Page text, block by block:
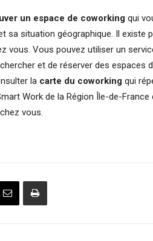
un espace de coworking qui
sa situation géographique. Il existe
vous. Vous pouvez utiliser un
et de réserver des espaces
la carte du coworking qui
Work de la Région Île-de-
vous.​